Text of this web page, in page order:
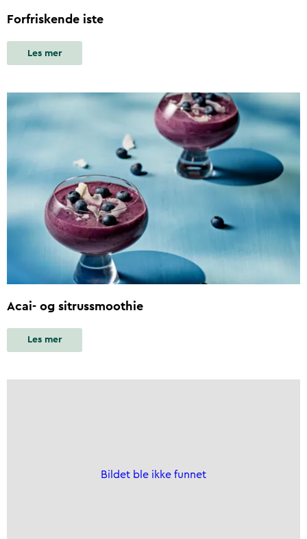
Forfriskende iste
Les mer
Acai- og sitrussmoothie
Les mer
Bildet ble ikke funnet